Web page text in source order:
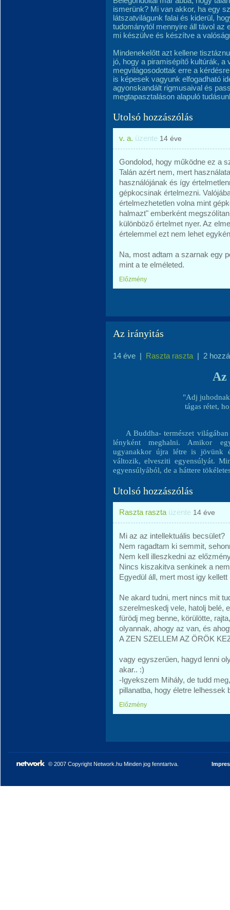
ismerünk? Mi van akkor, ha egy
látszatvilágunk falai és kiderül,
tudománytól mennyire áll távol az
mi készülve és készítve a
Mindenekelőtt azt kellene
jó, hogy a piramisépítő kultúrák, a
megvilágosodottak erre a
is képesek vagyunk elfogadható
agyonskandált rigmusaival és
megtapasztaláson alapuló
Utolsó hozzászólás
v. a. üzente 14 éve
Gondolod, hogy működne ez a
Talán azért nem, mert
használójának és így
gépkocsinak értelmezni.
értelmezhetetlen volna mint
halmazt" emberként
különböző értelmet nyer. Az
értelemmel ezt nem lehet
Na, most adtam a szarnak egy
mint a te elméleted.
Előzmény
Az irányitás
14 éve | Raszta raszta | 2
"Adj
tágas rétet,
A Buddha- természet
lényként meghalni. Amikor
ugyanakkor újra létre is jövünk
változik, elvesziti egyensúlyát.
egyensúlyából, de a háttere
Utolsó hozzászólás
Raszta raszta üzente 14 éve
Mi az az intellektuális becsület?
Nem ragadtam ki semmit,
Nem kell illeszkedni az
Nincs kiszakitva senkinek a
Egyedül áll, mert most igy kellett
Ne akard tudni, mert nincs mit
szerelmeskedj vele, hatolj belé,
fürödj meg benne, körülötte,
olyannak, ahogy az van, és
A ZEN SZELLEM AZ ÖRÖK
vagy egyszerűen, hagyd lenni
akar.. :)
-Igyekszem Mihály, de tudd
pillanatba, hogy életre lelhessek
Előzmény
© 2007 Copyright Network.hu Minden jog fenntartva.